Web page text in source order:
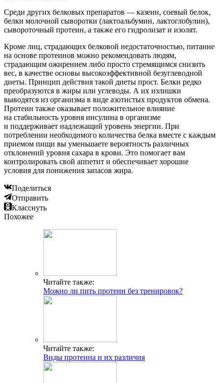
Среди других белковых препаратов — казеин, соевый белок,
белки молочной сыворотки (лактоальбумин, лактоглобулин),
сывороточный протеин, а также его гидролизат и изолят.
Кроме лиц, страдающих белковой недостаточностью, питание
на основе протеинов можно рекомендовать людям,
страдающим ожирением либо просто стремящимся снизить
вес, в качестве основы высокоэффективной безуглеводной
диеты. Принцип действия такой диеты прост. Белки редко
преобразуются в жиры или углеводы. А их излишки
выводятся из организма в виде азотистых продуктов обмена.
Протеин также оказывает положительное влияние
на стабильность уровня инсулина в организме
и поддерживает надлежащий уровень энергии. При
потреблении необходимого количества белка вместе с каждым
приемом пищи вы уменьшаете вероятность различных
отклонений уровня сахара в крови. Это помогает вам
контролировать свой аппетит и обеспечивает хорошие
условия для понижения запасов жира.
Поделиться
Отправить
Класснуть
Похожее
Читайте также:
Можно ли пить протеин без тренировок?
Читайте также:
Виды протеина и их различия